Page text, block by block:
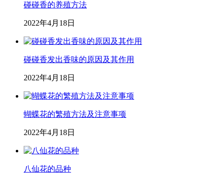
碰碰香的养殖方法
2022年4月18日
碰碰香发出香味的原因及其作用
2022年4月18日
蝴蝶花的繁殖方法及注意事项
2022年4月18日
八仙花的品种